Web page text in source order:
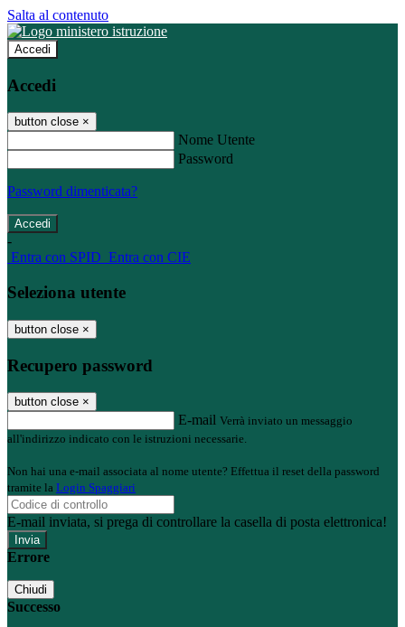
Salta al contenuto
Accedi
Accedi
button close ×
Nome Utente
Password
Password dimenticata?
-
Entra con SPID Entra con CIE
Seleziona utente
button close ×
Recupero password
button close ×
E-mail Verrà inviato un messaggio
all'indirizzo indicato con le istruzioni necessarie.
Non hai una e-mail associata al nome utente? Effettua il reset della password
tramite la Login Spaggiari
E-mail inviata, si prega di controllare la casella di posta elettronica!
Errore
Chiudi
Successo